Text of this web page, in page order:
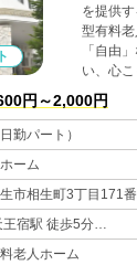
を提供
型有料
「自由
い、心こ
供・個
ビスのご
まで医
行ってま
円～2,000円
勤パート）
ーム
市相生町3丁目171番
王宿駅 徒歩5分
相老駅 徒歩12分
老人ホーム